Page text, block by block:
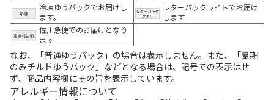
冷凍ゆうパックでお届けし
ます。
レターパックライトでお届け
します
佐川急便でのお届けとなり
ます
なお、「普通ゆうパック」の場合は表示しません。また、「夏期
のみチルドゆうパック」などとなる場合は、記号での表示はせ
ず、商品内容欄にその旨を表示しています。
アレルギー情報について